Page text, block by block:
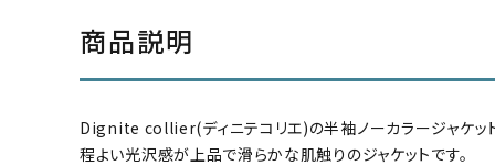
商品説明
Dignite collier(ディニテコリエ)の半袖ノーカラージャケット
程よい光沢感が上品で滑らかな肌触りのジャケットです。